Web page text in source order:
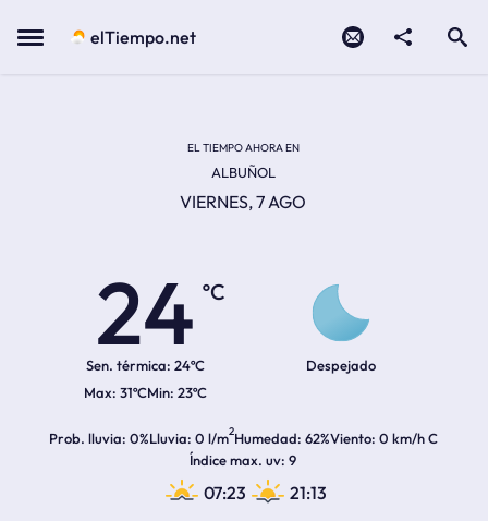
Menu elTiempo.net
EL TIEMPO AHORA EN
ALBUÑOL
VIERNES, 7 AGO
24
ºC
Sen. térmica: 24ºC
31ºC 23ºC
Despejado
Prob. lluvia 0%Lluvia 0 l/m2Humedad 62%Viento 0 km/h C
Índice max. uv 9
07:23 21:13